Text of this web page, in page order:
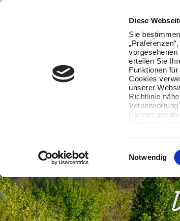
Diese
Sie
erteilen Sie
Funktionen
Cookies
unserer
Richtlinie
Partner
Ihre
Notwendig